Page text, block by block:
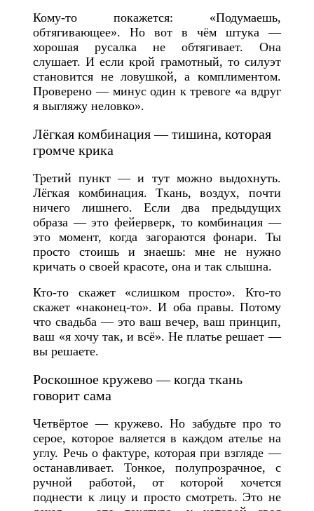
Кому-то покажется: «Подумаешь,
обтягивающее». Но вот в чём штука —
хорошая русалка не обтягивает. Она
слушает. И если крой грамотный, то силуэт
становится не ловушкой, а комплиментом.
Проверено — минус один к тревоге «а вдруг
я выгляжу неловко».
Лёгкая комбинация — тишина, которая
громче крика
Третий пункт — и тут можно выдохнуть.
Лёгкая комбинация. Ткань, воздух, почти
ничего лишнего. Если два предыдущих
образа — это фейерверк, то комбинация —
это момент, когда загораются фонари. Ты
просто стоишь и знаешь: мне не нужно
кричать о своей красоте, она и так слышна.
Кто-то скажет «слишком просто». Кто-то
скажет «наконец-то». И оба правы. Потому
что свадьба — это ваш вечер, ваш принцип,
ваш «я хочу так, и всё». Не платье решает —
вы решаете.
Роскошное кружево — когда ткань
говорит сама
Четвёртое — кружево. Но забудьте про то
серое, которое валяется в каждом ателье на
углу. Речь о фактуре, которая при взгляде —
останавливает. Тонкое, полупрозрачное, с
ручной работой, от которой хочется
поднести к лицу и просто смотреть. Это не